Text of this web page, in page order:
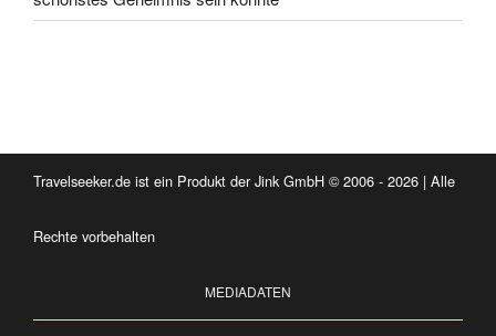
Travelseeker.de ist ein Produkt der Jink GmbH © 2006 - 2026 | Alle
Rechte vorbehalten
MEDIADATEN